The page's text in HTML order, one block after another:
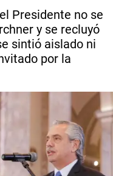
Presidente no se
y se recluyó
sintió aislado ni
por la